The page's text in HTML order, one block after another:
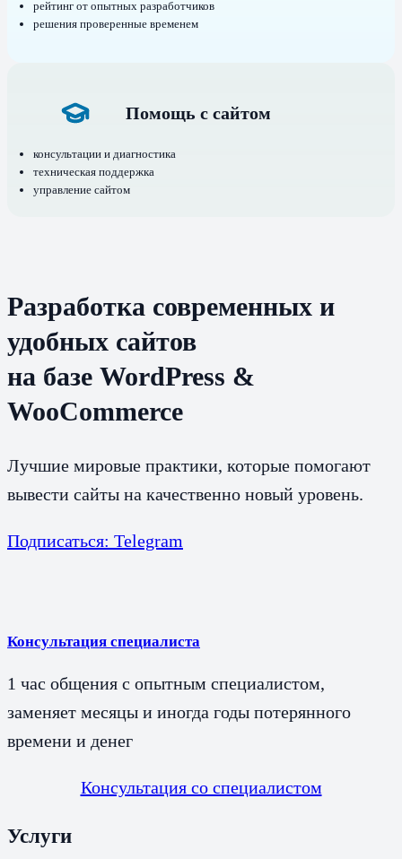
рейтинг от опытных разработчиков
решения проверенные временем
Помощь с сайтом
консультации и диагностика
техническая поддержка
управление сайтом
Разработка современных и
удобных сайтов
на базе WordPress &
WooCommerce
Лучшие мировые практики, которые помогают
вывести сайты на качественно новый уровень.
Подписаться: Telegram
Консультация специалиста
1 час общения с опытным специалистом,
заменяет месяцы и иногда годы потерянного
времени и денег
Консультация со специалистом
Услуги